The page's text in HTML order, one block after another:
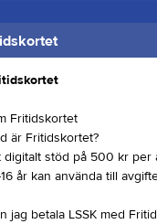
Fritidskortet
är Fritidskortet?
digitalt stöd på 500 kr
år kan använda till
jag betala LSSK med